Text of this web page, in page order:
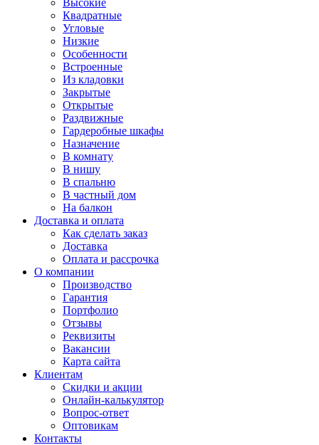
Высокие
Квадратные
Угловые
Низкие
Особенности
Встроенные
Из кладовки
Закрытые
Открытые
Раздвижные
Гардеробные шкафы
Назначение
В комнату
В нишу
В спальню
В частный дом
На балкон
Доставка и оплата
Как сделать заказ
Доставка
Оплата и рассрочка
О компании
Производство
Гарантия
Портфолио
Отзывы
Реквизиты
Вакансии
Карта сайта
Клиентам
Скидки и акции
Онлайн-калькулятор
Вопрос-ответ
Оптовикам
Контакты